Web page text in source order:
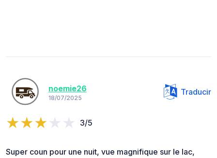
noemie26
18/07/2025
Traducir
3/5
Super coun pour une nuit, vue magnifique sur le lac,